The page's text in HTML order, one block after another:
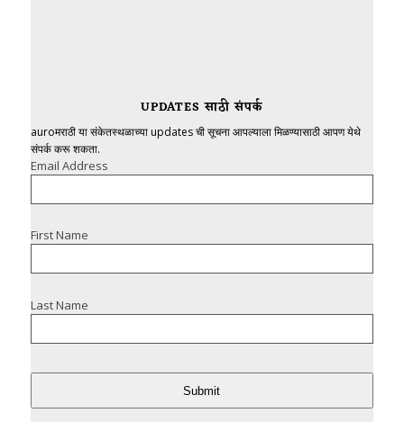
UPDATES साठी संपर्क
auroमराठी या संकेतस्थळाच्या updates ची सूचना आपल्याला मिळण्यासाठी आपण येथे
संपर्क करू शकता.
Email Address
First Name
Last Name
Submit